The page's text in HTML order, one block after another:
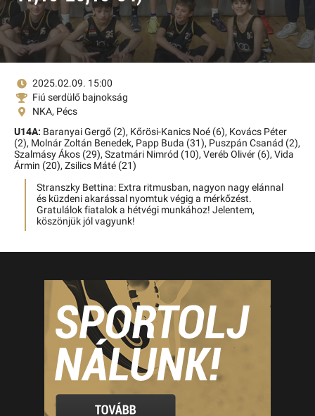
2025.02.09. 15:00
Fiú serdülő bajnokság
NKA, Pécs
U14A: Baranyai Gergő (2), Kőrösi-Kanics Noé (6), Kovács Péter
(2), Molnár Zoltán Benedek, Papp Buda (31), Puszpán Csanád (2),
Szalmásy Ákos (29), Szatmári Nimród (10), Veréb Olivér (6), Vida
Ármin (20), Zsilics Máté (21)
Stranszky Bettina: Extra ritmusban, nagyon nagy elánnal
és küzdeni akarással nyomtuk végig a mérkőzést.
Gratulálok fiatalok a hétvégi munkához! Jelentem,
köszönjük jól vagyunk!